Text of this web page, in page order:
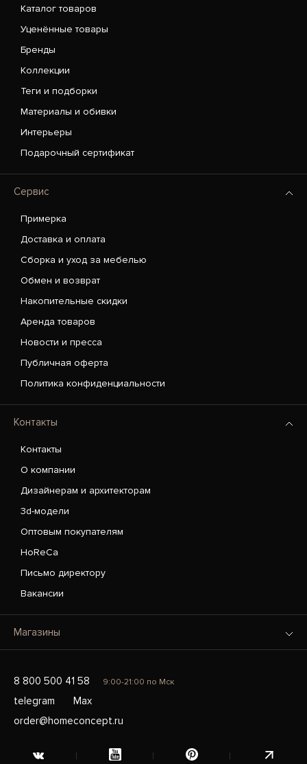
Каталог товаров
Уценённые товары
Бренды
Коллекции
Теги и подборки
Материалы и обивки
Интерьеры
Подарочный сертификат
Сервис
Примерка
Доставка и оплата
Сборка и уход за мебелью
Обмен и возврат
Накопительные скидки
Аренда товаров
Новости и пресса
Публичная оферта
Политика конфиденциальности
Контакты
Контакты
О компании
Дизайнерам и архитекторам
3d-модели
Оптовым покупателям
HoReCa
Письмо директору
Вакансии
Магазины
8 800 500 41 58 9:00-21:00 по Мск
telegram
Max
order@homeconcept.ru